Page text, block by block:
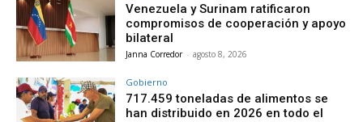
Venezuela y Surinam ratificaron
compromisos de cooperación y apoyo
bilateral
Janna Corredor - agosto 8, 2026
Gobierno
717.459 toneladas de alimentos se
han distribuido en 2026 en todo el